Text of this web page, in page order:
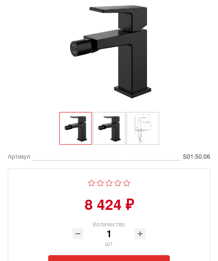
Артикул S01.50.06
8 424 ₽
Количество
шт